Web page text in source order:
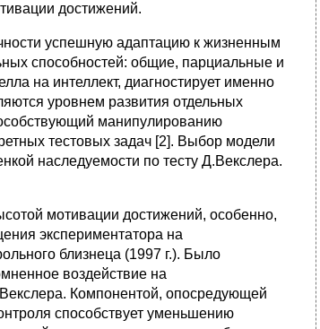
достижений.
успешную адаптацию к жизненным
способностей: общие, парциальные и
на интеллект, диагностирует именно
уровнем развития отдельных
манипулированию
тестовых задач [2]. Выбор модели
наследуемости по тесту Д.Векслера.
мотивации достижений, особенно,
экспериментатора на
близнеца (1997 г.). Было
воздействие на
Компонентой, опосредующей
способствует уменьшению